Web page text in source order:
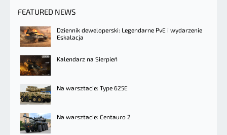
FEATURED NEWS
Dziennik deweloperski: Legendarne PvE i wydarzenie
Eskalacja
Kalendarz na Sierpień
Na warsztacie: Type 625E
Na warsztacie: Centauro 2